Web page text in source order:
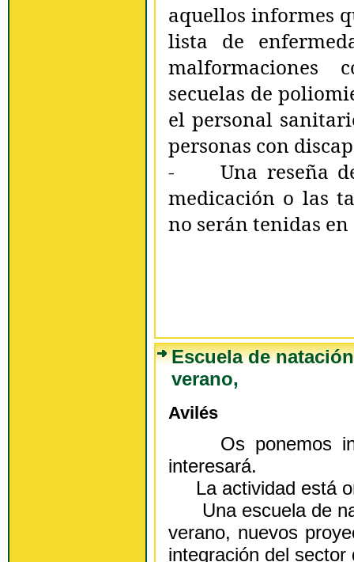
aquellos informes
lista de
malformaciones
secuelas de
el personal
personas con
- Una reseña de
medicación o las
no serán tenidas
Escuela de
verano,
Avilés
Os ponemos
interesará.
La actividad está
Una escuela de
verano, nuevos
integración del